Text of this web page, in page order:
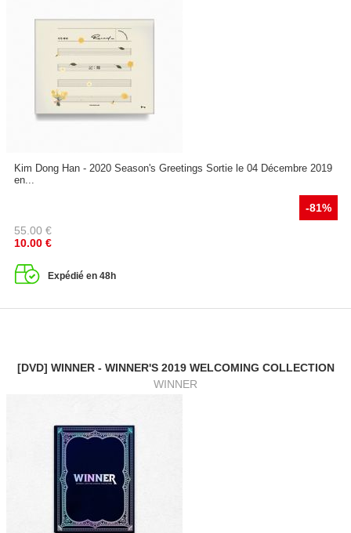
Kim Dong Han - 2020 Season's Greetings Sortie le 04 Décembre 2019
en...
-81%
55.00 €
10.00 €
Expédié en 48h
[DVD] WINNER - WINNER'S 2019 WELCOMING COLLECTION
WINNER